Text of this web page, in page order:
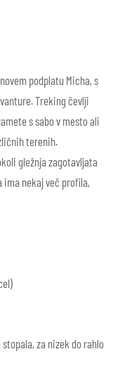
podplatu Micha, s
Treking čevlji
s sabo v mesto ali
terenih.
gležnja zagotavljata
ima nekaj več profila,
za nizek do rahlo